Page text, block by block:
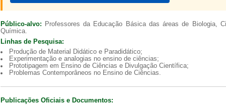
Público-alvo: Professores da Educação Básica das áreas de Biologia,
Química.
Linhas de Pesquisa:
Produção de Material Didático e Paradidático;
Experimentação e analogias no ensino de ciências;
Prototipagem em Ensino de Ciências e Divulgação Científica;
Problemas Contemporâneos no Ensino de Ciências.
Publicações Oficiais e Documentos: